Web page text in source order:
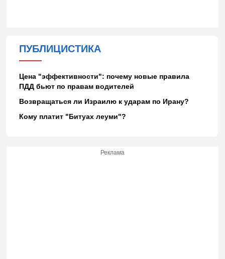
ПУБЛИЦИСТИКА
Цена "эффективности": почему новые правила
ПДД бьют по правам водителей
Возвращаться ли Израилю к ударам по Ирану?
Кому платит "Битуах леуми"?
Реклама